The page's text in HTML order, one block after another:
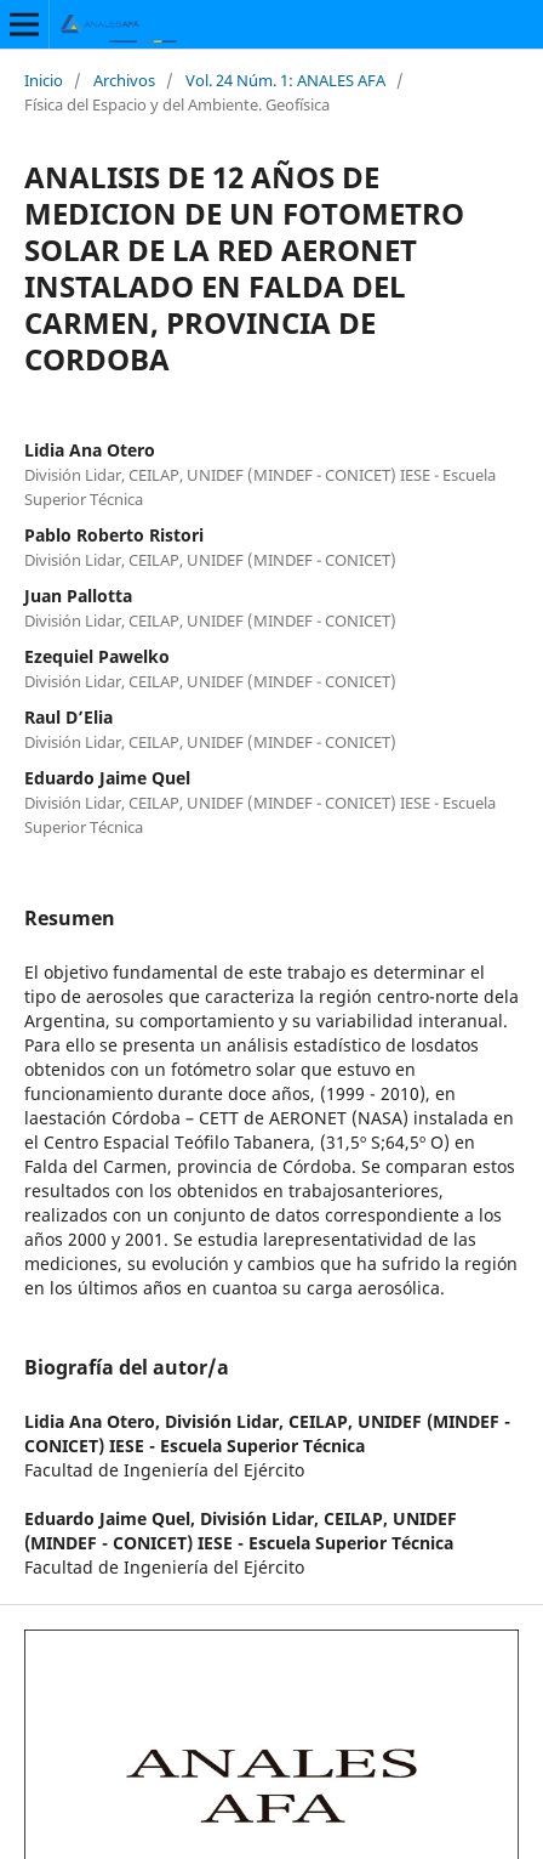
Inicio / Archivos / Vol. 24 Núm. 1: ANALES AFA /
Física del Espacio y del Ambiente. Geofísica
ANALISIS DE 12 AÑOS DE
MEDICION DE UN FOTOMETRO
SOLAR DE LA RED AERONET
INSTALADO EN FALDA DEL
CARMEN, PROVINCIA DE
CORDOBA
Lidia Ana Otero
División Lidar, CEILAP, UNIDEF (MINDEF - CONICET) IESE - Escuela
Superior Técnica
Pablo Roberto Ristori
División Lidar, CEILAP, UNIDEF (MINDEF - CONICET)
Juan Pallotta
División Lidar, CEILAP, UNIDEF (MINDEF - CONICET)
Ezequiel Pawelko
División Lidar, CEILAP, UNIDEF (MINDEF - CONICET)
Raul D’Elia
División Lidar, CEILAP, UNIDEF (MINDEF - CONICET)
Eduardo Jaime Quel
División Lidar, CEILAP, UNIDEF (MINDEF - CONICET) IESE - Escuela
Superior Técnica
Resumen
El objetivo fundamental de este trabajo es determinar el
tipo de aerosoles que caracteriza la región centro-norte dela
Argentina, su comportamiento y su variabilidad interanual.
Para ello se presenta un análisis estadístico de losdatos
obtenidos con un fotómetro solar que estuvo en
funcionamiento durante doce años, (1999 - 2010), en
laestación Córdoba – CETT de AERONET (NASA) instalada en
el Centro Espacial Teófilo Tabanera, (31,5º S;64,5º O) en
Falda del Carmen, provincia de Córdoba. Se comparan estos
resultados con los obtenidos en trabajosanteriores,
realizados con un conjunto de datos correspondiente a los
años 2000 y 2001. Se estudia larepresentatividad de las
mediciones, su evolución y cambios que ha sufrido la región
en los últimos años en cuantoa su carga aerosólica.
Biografía del autor/a
Lidia Ana Otero, División Lidar, CEILAP, UNIDEF (MINDEF -
CONICET) IESE - Escuela Superior Técnica
Facultad de Ingeniería del Ejército
Eduardo Jaime Quel, División Lidar, CEILAP, UNIDEF
(MINDEF - CONICET) IESE - Escuela Superior Técnica
Facultad de Ingeniería del Ejército